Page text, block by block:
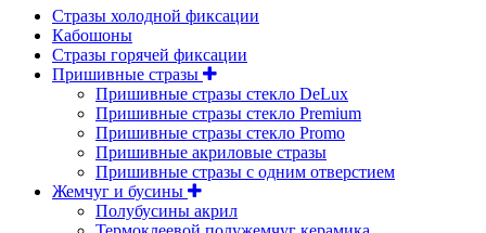
Стразы холодной фиксации
Кабошоны
Стразы горячей фиксации
Пришивные стразы
Пришивные стразы стекло DeLux
Пришивные стразы стекло Premium
Пришивные стразы стекло Promo
Пришивные акриловые стразы
Пришивные стразы с одним отверстием
Жемчуг и бусины
Полубусины акрил